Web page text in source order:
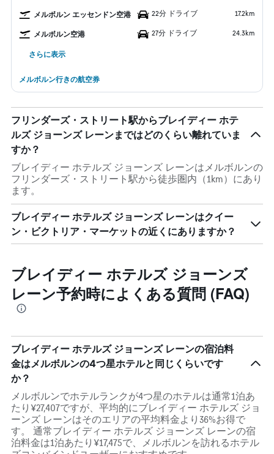
メルボルン エッセンドン空港 22分 ドライブ 17.2km
メルボルン空港 27分 ドライブ 24.3km
さらに表示
メルボルン行きの航空券
フリンダーズ・ストリート駅からブレイディー ホテ
ルズ ジョーンズ レーンまではどのくらい離れていま
すか？
ブレイディー ホテルズ ジョーンズ レーンはメルボルンの
フリンダーズ・ストリート駅から徒歩圏内（1km）にあり
ます。
ブレイディー ホテルズ ジョーンズ レーンはクイー
ン・ビクトリア・マーケットの近くにありますか？
ブレイディー ホテルズ ジョーンズ
レーン予約時によくある質問 (FAQ)
ブレイディー ホテルズ ジョーンズ レーンの宿泊料
金はメルボルンの4つ星ホテルと同じくらいです
か？
メルボルンでホテルランクが4つ星のホテルは通常1泊あ
たり¥27,407ですが、平均的にブレイディー ホテルズ ジョ
ーンズ レーンはそのエリアの平均料金より36%お得で
す。 通常ブレイディー ホテルズ ジョーンズ レーンの宿
泊料金は1泊あたり¥17,475で、メルボルンを訪れるホテル